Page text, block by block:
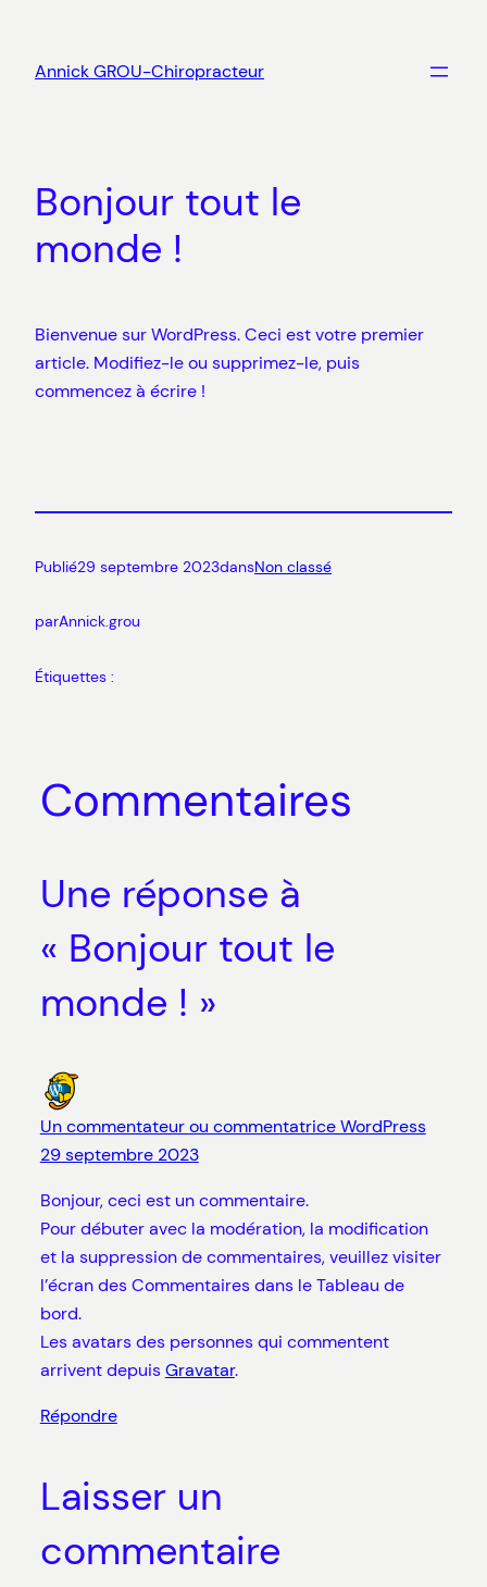
contenu
Annick GROU-Chiropracteur
Bonjour tout le
monde !
Bienvenue sur WordPress. Ceci est votre premier
article. Modifiez-le ou supprimez-le, puis
commencez à écrire !
Publié29 septembre 2023dansNon classé
parAnnick.grou
Étiquettes :
Commentaires
Une réponse à
« Bonjour tout le
monde ! »
Un commentateur ou commentatrice WordPress
29 septembre 2023
Bonjour, ceci est un commentaire.
Pour débuter avec la modération, la modification
et la suppression de commentaires, veuillez visiter
l’écran des Commentaires dans le Tableau de
bord.
Les avatars des personnes qui commentent
arrivent depuisGravatar.
Répondre
Laisser un
commentaire